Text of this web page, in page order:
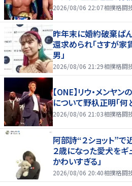
2026/08/06 22:07相撲格闘
昨年末に婚約破棄ぱ
還求められ「さすが家
男」
2026/08/06 21:29相撲格闘
【ONE】リウ・メンヤ
について野杁正明「何
2026/08/06 21:03相撲格闘
阿部詩“２ショット”で
２歳になった愛犬をギ
かわいすぎる」
2026/08/06 20:40相撲格闘